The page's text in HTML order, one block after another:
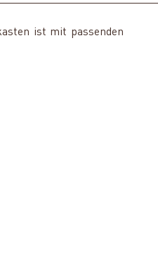
ist mit passenden